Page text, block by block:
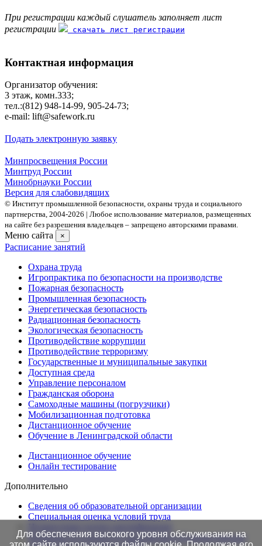
При регистрации каждый слушатель заполняет лист
регистрации
скачать лист регистрации
Контактная информация
Организатор обучения:
3 этаж, комн.333;
тел.:(812) 948-14-99, 905-24-73;
e-mail: lift@safework.ru
Подать электронную заявку
Минпросвещения России
Минтруд России
Минобрнауки России
Версия для слабовидящих
© Институт промышленной безопасности, охраны труда и социального
партнерства, 2004- 2026 | Любое использование материалов, размещенных
на сайте без разрешения владельцев – запрещено авторскими правами.
Меню сайта ×
Расписание занятий
Охрана труда
Игропрактика по безопасности на производстве
Пожарная безопасность
Промышленная безопасность
Энергетическая безопасность
Радиационная безопасность
Экологическая безопасность
Противодействие коррупции
Противодействие терроризму
Государственные и муниципальные закупки
Доступная среда
Управление персоналом
Гражданская оборона
Самоходные машины (погрузчики)
Мобилизационная подготовка
Дистанционное обучение
Обучение в Ленинградской области
Дистанционное обучение
Онлайн тестирование
Дополнительно
Сведения об образовательной организации
Cпециальная оценка условий труда
Проверка подлинности протоколов в Едином портале
Для обеспечения высокого уровня обслуживания на